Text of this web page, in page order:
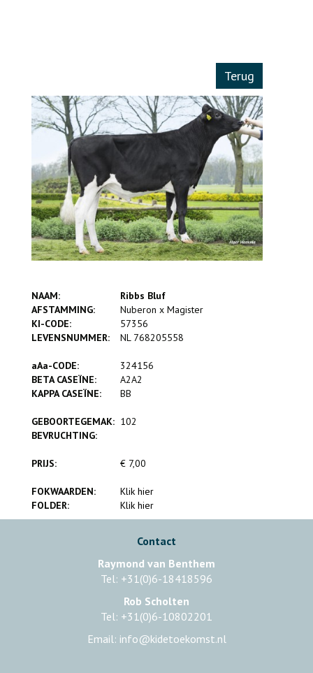
Terug
NAAM:
Ribbs Bluf
AFSTAMMING:
Nuberon x Magister
KI-CODE:
57356
LEVENSNUMMER:
NL 768205558
aAa-CODE:
324156
BETA CASEÏNE:
A2A2
KAPPA CASEÏNE:
BB
GEBOORTEGEMAK: 102
BEVRUCHTING:
PRIJS: € 7,00
FOKWAARDEN:
Klik hier
FOLDER:
Klik hier
Contact
Raymond van Benthem
Tel: +31(0)6-18418596
Rob Scholten
Tel: +31(0)6-10802201
Email: info@kidetoekomst.nl